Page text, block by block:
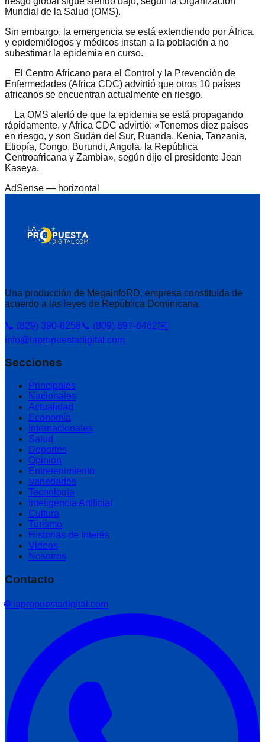
Mundial de la Salud (OMS).
Sin embargo, la emergencia se está extendiendo por África,
y epidemiólogos y médicos instan a la población a no
subestimar la epidemia en curso.
El Centro Africano para el Control y la Prevención de
Enfermedades (Africa CDC) advirtió que otros 10 países
africanos se encuentran actualmente en riesgo.
La OMS alertó de que la epidemia se está propagando
rápidamente, y Africa CDC advirtió: «Tenemos diez países
en riesgo, y son Sudán del Sur, Ruanda, Kenia, Tanzania,
Etiopía, Congo, Burundi, Angola, la República
Centroafricana y Zambia», según dijo el presidente Jean
Kaseya.
AdSense — horizontal
Una producción de MegainfoRD, empresa constituida de
acuerdo a las leyes de República Dominicana.
📞 (829) 390-8258📞 (809) 697-6462✉️
info@lapropuestadigital.com
Secciones
Principales
Nacionales
Actualidad
Economía
Internacionales
Salud
Deportes
Opinión
Entretenimiento
Variedades
Tecnología
Inteligencia Artificial
Cultura
Turismo
Historias de Interés
Videos
Nosotros
Contacto
🌐 lapropuestadigital.com